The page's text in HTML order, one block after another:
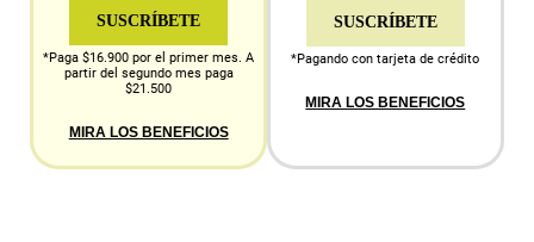
SUSCRÍBETE
*Paga $16.900 por el primer mes. A
partir del segundo mes paga
$21.500
MIRA LOS BENEFICIOS
SUSCRÍBETE
*Pagando con tarjeta de crédito
MIRA LOS BENEFICIOS